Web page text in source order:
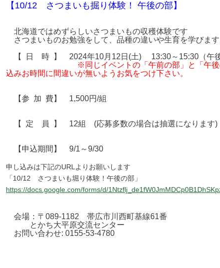
【10/12 さつまいも掘り体験！ 午後の部】
北海道ではめずらしいさつまいもの収穫体験です
さつまいものお勉強をして、品種の違いや生育を学びます
【 日 時 】 2024年10月12日(土) 13:30～15:30（午後
※同じイベントの「午前の部」と「午
込みお時間に間違いが無いようお気をつけ下さい。
【参 加 費】 1,500円/組
【 定 員 】 12組 (応募多数の場合は抽選になります)
【申込期間】 9/1～9/30
申し込みは下記のURLよりお願いします
「10/12 さつまいも堀り体験！午後の部」
https://docs.google.com/forms/d/
会場：〒089-1182 帯広市川西町基線61番
とかち大平原交流センター
お問い合わせ: 0155-53-4780